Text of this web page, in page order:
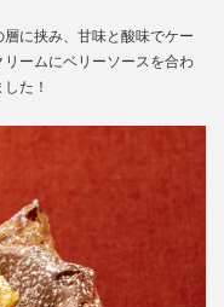
に挟み、甘味と酸味でケー
リームにベリーソースを合わ
た！